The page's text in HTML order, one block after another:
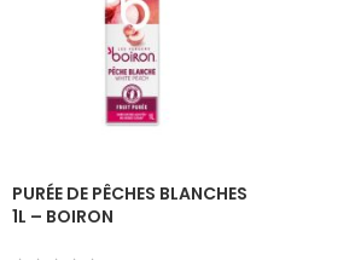
PURÉE DE PÊCHES BLANCHES
1L – BOIRON